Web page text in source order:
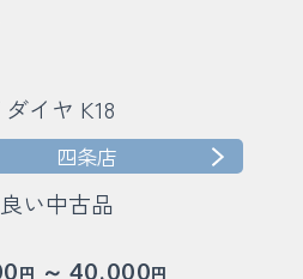
ダイヤ K18
四条店
い中古品
円 ～ 40,000円